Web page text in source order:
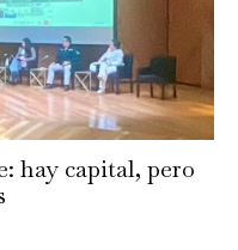
hay capital, pero